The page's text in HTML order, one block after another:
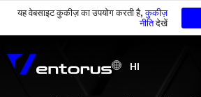
HI
यह वेबसाइट कुकीज़ का उपयोग करती है,कुकीज़
नीतिदेखें